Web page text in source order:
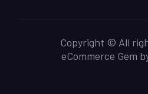
Copyright © All
eCommerce Gem